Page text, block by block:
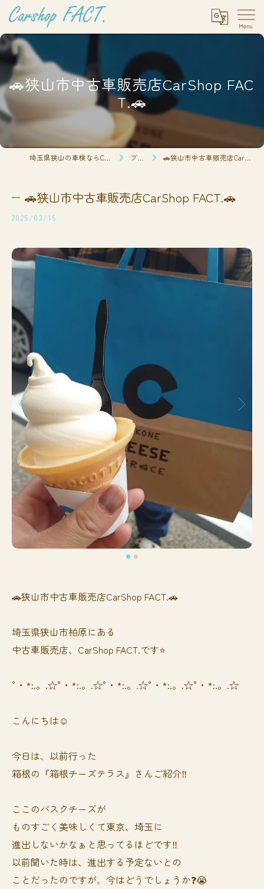
🚗狭山市中古車販売店CarShop FAC
T.🚗
ブログ 🚗狭山市中古車販売店CarShop FACT.🚗
🚗狭山市中古車販売店CarShop FACT.🚗
2025/03/15
🚗狭山市中古車販売店CarShop FACT.🚗
埼玉県狭山市柏原にある
中古車販売店、CarShop FACT.です⭐️
°・*:.。.☆°・*:.。.☆°・*:.。.☆°・*:.。.☆°・*:.。.☆
こんにちは☺️
今日は、以前行った
箱根の『箱根チーズテラス』さんご紹介‼️
ここのバスクチーズが
ものすごく美味しくて東京、埼玉に
進出しないかなぁと思ってるほどです‼️
以前聞いた時は、進出する予定ないとの
ことだったのですが、今はどうでしょうか❓😭